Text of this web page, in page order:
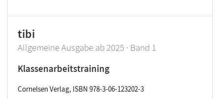
tibi
Allgemeine Ausgabe ab 2025 · Band 1
Klassenarbeitstraining
Cornelsen Verlag, ISBN 978-3-06-123202-3